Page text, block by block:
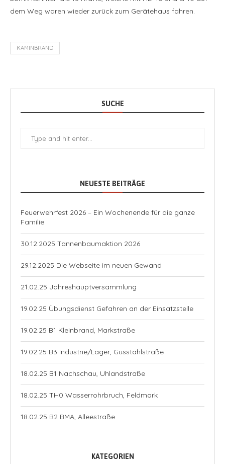
dem Weg waren wieder zurück zum Gerätehaus fahren.
KAMINBRAND
SUCHE
NEUESTE BEITRÄGE
Feuerwehrfest 2026 – Ein Wochenende für die ganze
Familie
30.12.2025 Tannenbaumaktion 2026
29.12.2025 Die Webseite im neuen Gewand
21.02.25 Jahreshauptversammlung
19.02.25 Übungsdienst Gefahren an der Einsatzstelle
19.02.25 B1 Kleinbrand, Markstraße
19.02.25 B3 Industrie/Lager, Gusstahlstraße
18.02.25 B1 Nachschau, Uhlandstraße
18.02.25 TH0 Wasserrohrbruch, Feldmark
18.02.25 B2 BMA, Alleestraße
KATEGORIEN